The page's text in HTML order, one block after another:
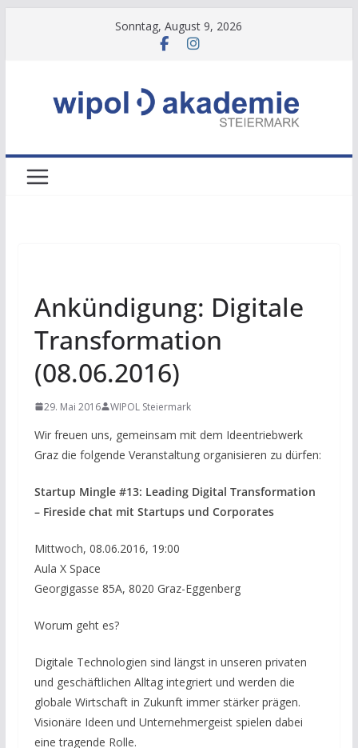
Sonntag, August 9, 2026
Ankündigung: Digitale
Transformation
(08.06.2016)
29. Mai 2016 WIPOL Steiermark
Wir freuen uns, gemeinsam mit dem Ideentriebwerk
Graz die folgende Veranstaltung organisieren zu dürfen:
Startup Mingle #13: Leading Digital Transformation
– Fireside chat mit Startups und Corporates
Mittwoch, 08.06.2016, 19:00
Aula X Space
Georgigasse 85A, 8020 Graz-Eggenberg
Worum geht es?
Digitale Technologien sind längst in unseren privaten
und geschäftlichen Alltag integriert und werden die
globale Wirtschaft in Zukunft immer stärker prägen.
Visionäre Ideen und Unternehmergeist spielen dabei
eine tragende Rolle.